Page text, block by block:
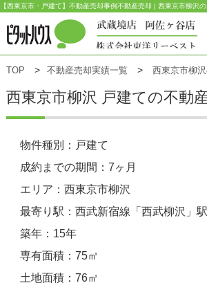
TOP 不動産売却実績一覧 西東京市柳
西東京市柳沢 戸建ての不動
物件種別：戸建て
成約までの期間：7ヶ月
エリア：西東京市柳沢
最寄り駅：西武新宿線「西武柳沢」駅
築年：15年
専有面積：75㎡
土地面積：76㎡